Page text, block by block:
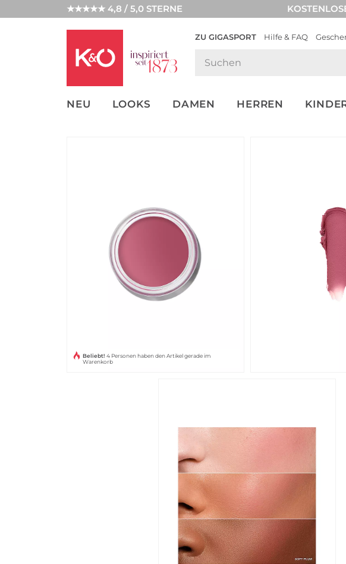
★★★★★ 4,8 / 5,0 STERNE
ZU GIGASPORT Hilfe & FAQ
NEU LOOKS DAMEN HERREN
NEW IN
WEDDING
Beliebt! 4 Personen haben den Artikel gerade im
Warenkorb